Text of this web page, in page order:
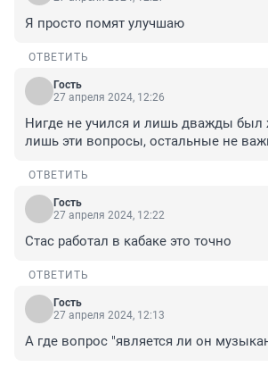
Я просто помят улучшаю
ОТВЕТИТЬ
Гость
27 апреля 2024, 12:26
Нигде не учился и лишь дважды был
лишь эти вопросы, остальные не
ОТВЕТИТЬ
Гость
27 апреля 2024, 12:22
Стас работал в кабаке это точно
ОТВЕТИТЬ
Гость
27 апреля 2024, 12:13
А где вопрос "является ли он